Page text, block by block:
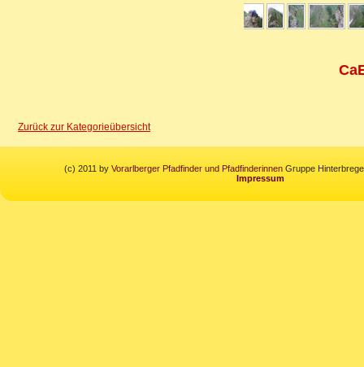
Zurück zur Kategorieübersicht
(c) 2011 by Vorarlberger Pfadfinder und PfadfinderinnenGruppe
Impressum